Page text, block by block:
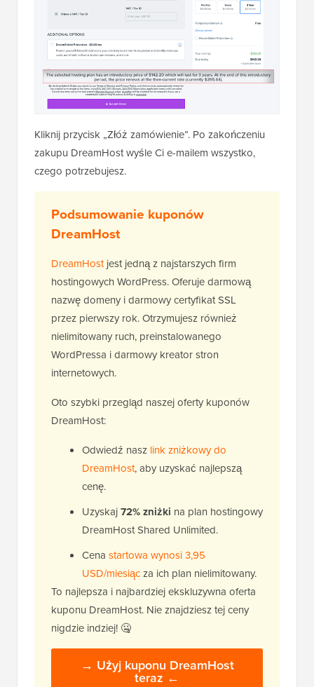
Kliknij przycisk „Złóż zamówienie”. Po zakończeniu
zakupu DreamHost wyśle Ci e-mailem wszystko,
czego potrzebujesz.
Podsumowanie kuponów
DreamHost
DreamHostjest jedną z najstarszych firm
hostingowych WordPress. Oferuje darmową
nazwę domeny i darmowy certyfikat SSL
przez pierwszy rok. Otrzymujesz również
nielimitowany ruch, preinstalowanego
WordPressa i darmowy kreator stron
internetowych.
Oto szybki przegląd naszej oferty kuponów
DreamHost:
Odwiedź nasz link zniżkowy do
DreamHost, aby uzyskać najlepszą
cenę.
Uzyskaj72% zniżki na plan hostingowy
DreamHost Shared Unlimited.
Cena startowa wynosi 3,95
USD/miesiącza ich plan nielimitowany.
To najlepsza i najbardziej ekskluzywna oferta
kuponu DreamHost. Nie znajdziesz tej ceny
nigdzie indziej! 🤐
→ Użyj kuponu DreamHost
teraz ←